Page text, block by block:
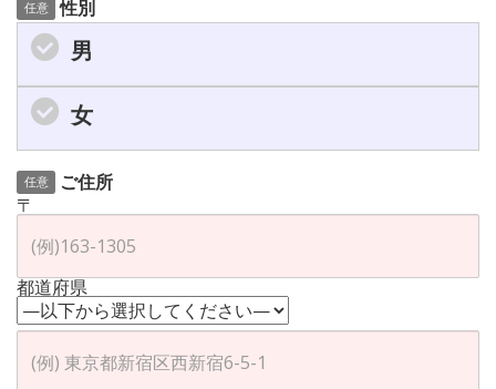
任意 性別
男
女
任意
ご住所
〒
都道府県